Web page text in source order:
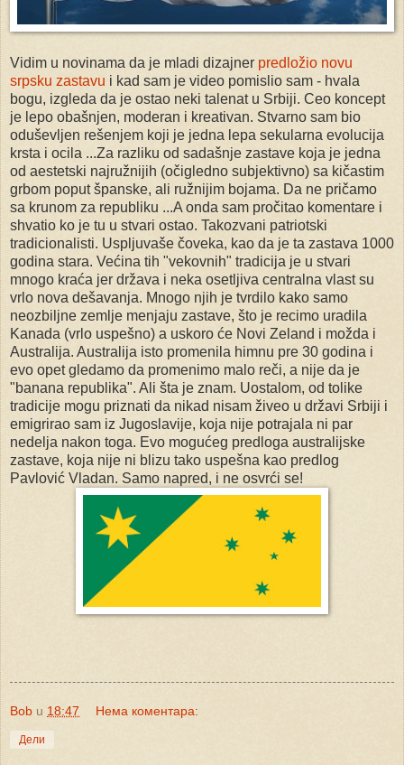
Vidim u novinama da je mladi dizajner predložio novu
srpsku zastavu i kad sam je video pomislio sam - hvala
bogu, izgleda da je ostao neki talenat u Srbiji. Ceo koncept
je lepo obašnjen, moderan i kreativan. Stvarno sam bio
oduševljen rešenjem koji je jedna lepa sekularna evolucija
krsta i ocila ...Za razliku od sadašnje zastave koja je jedna
od aestetski najružnijih (očigledno subjektivno) sa kičastim
grbom poput španske, ali ružnijim bojama. Da ne pričamo
sa krunom za republiku ...A onda sam pročitao komentare i
shvatio ko je tu u stvari ostao. Takozvani patriotski
tradicionalisti. Uspljuvaše čoveka, kao da je ta zastava 1000
godina stara. Većina tih "vekovnih" tradicija je u stvari
mnogo kraća jer država i neka osetljiva centralna vlast su
vrlo nova dešavanja. Mnogo njih je tvrdilo kako samo
neozbiljne zemlje menjaju zastave, što je recimo uradila
Kanada (vrlo uspešno) a uskoro će Novi Zeland i možda i
Australija. Australija isto promenila himnu pre 30 godina i
evo opet gledamo da promenimo malo reči, a nije da je
"banana republika". Ali šta je znam. Uostalom, od tolike
tradicije mogu priznati da nikad nisam živeo u državi Srbiji i
emigrirao sam iz Jugoslavije, koja nije potrajala ni par
nedelja nakon toga. Evo mogućeg predloga australijske
zastave, koja nije ni blizu tako uspešna kao predlog
Pavlović Vladan. Samo napred, i ne osvrći se!
Bob u 18:47 Нема коментара:
Дели